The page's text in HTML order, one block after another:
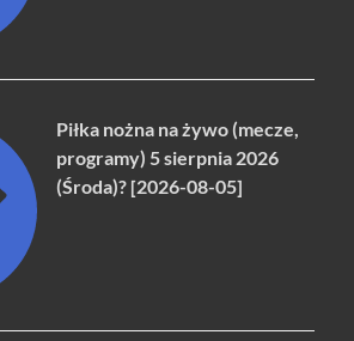
Piłka nożna na żywo (mecze,
programy) 5 sierpnia 2026
(Środa)? [2026-08-05]